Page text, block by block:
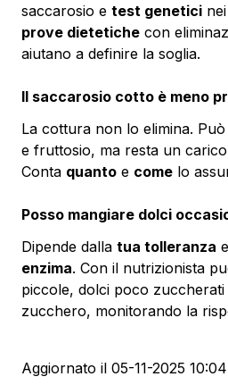
saccarosio e test genetici
prove dietetiche con
aiutano a definire la soglia.
Il saccarosio cotto è meno
La cottura non lo elimina. Può
e fruttosio, ma resta un
Conta quanto e come lo
Posso mangiare dolci
Dipende dalla tua tolleranza
enzima. Con il nutrizionista
piccole, dolci poco zuccherati
zucchero, monitorando la
Aggiornato il 05-11-2025